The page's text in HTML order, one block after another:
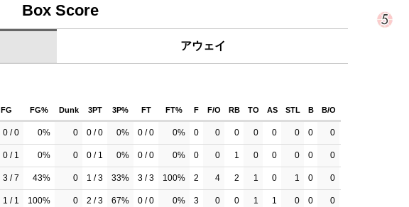
Box Score
アウェイ
FG FG% Dunk 3PT 3P% FT FT% F F/O RB TO AS STL B B/O
0 / 0 0% 0 0 / 0 0% 0 / 0 0% 0 0 0 0 0 0 0 0
0 / 1 0% 0 0 / 1 0% 0 / 0 0% 0 0 1 0 0 0 0 0
3 / 7 43% 0 1 / 3 33% 3 / 3 100% 2 4 2 1 0 1 0 0
1 / 1 100% 0 2 / 3 67% 0 / 0 0% 3 0 0 1 1 0 0 0